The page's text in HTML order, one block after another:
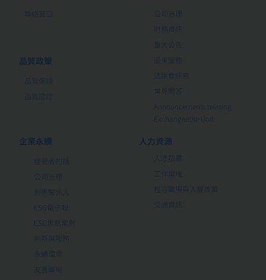
聯絡窗口
品質政策
品質保證
品質認證
公司治理
財務資訊
重大公告
股東服務
法說會訊息
常見問答
Announcements relating
Exchangeable Unit
企業永續
經營者的話
公司治理
利害關係人
ESG電子報
ESG焦點案例
創新與服務
永續環境
友善職場
人力資源
人才招募
工作環境
包容職場與人權政策
交通資訊